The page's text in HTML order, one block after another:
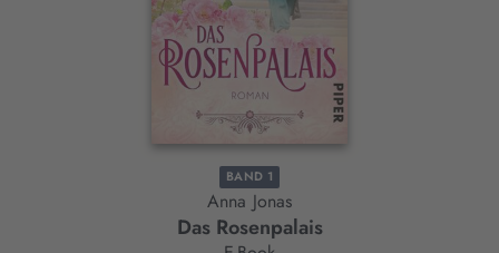
BAND 1
Anna Jonas
Das Rosenpalais